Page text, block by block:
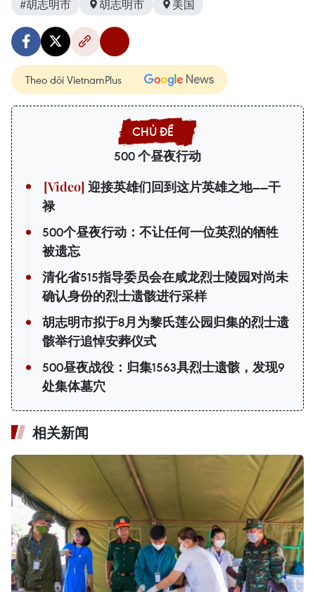
#胡志明市 胡志明市 美国
Theo dõi VietnamPlus
500 个昼夜行动
迎接英雄们回到这片英雄之地——干
禄
500个昼夜行动：不让任何一位英烈的牺牲
被遗忘
清化省515指导委员会在咸龙烈士陵园对尚未
确认身份的烈士遗骸进行采样
胡志明市拟于8月为黎氏莲公园归集的烈士遗
骸举行追悼安葬仪式
500昼夜战役：归集1563具烈士遗骸，发现9
处集体墓穴
相关新闻